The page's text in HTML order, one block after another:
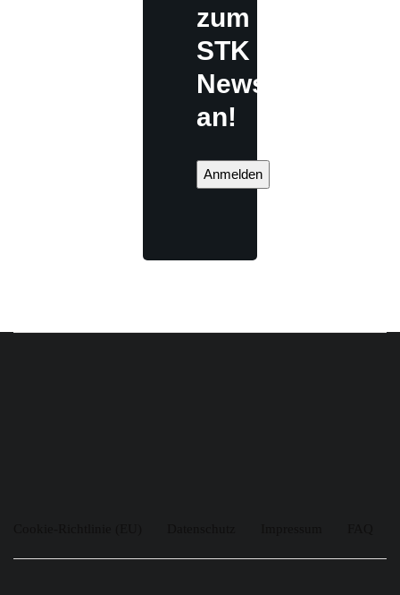
zum
STK
Newsletter
an!
Anmelden